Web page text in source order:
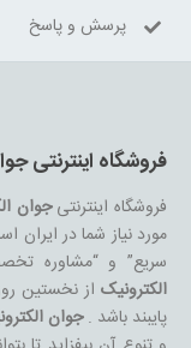
پرسش و پاسخ
فروشگاه اینترنتی
فروشگاه اینترنتیجوان
مورد نیاز شما در ایران
سریع” و “مشاوره
الکترونیکاز نخستین
پایبند باشد .جوان